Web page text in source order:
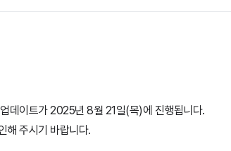
데이트가 2025년 8월 21일(목)에 진행됩니다.
해 주시기 바랍니다.